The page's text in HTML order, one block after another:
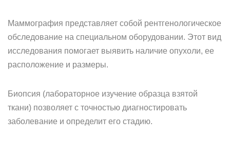
Маммография представляет собой рентгенологическое
обследование на специальном оборудовании. Этот вид
исследования помогает выявить наличие опухоли, ее
расположение и размеры.
Биопсия (лабораторное изучение образца взятой
ткани) позволяет с точностью диагностировать
заболевание и определит его стадию.